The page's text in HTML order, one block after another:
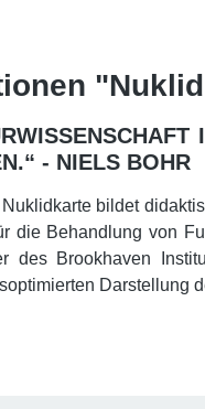
- NIELS BOHR
bildet
die Behandlung von
des Brookhaven
Darstellung